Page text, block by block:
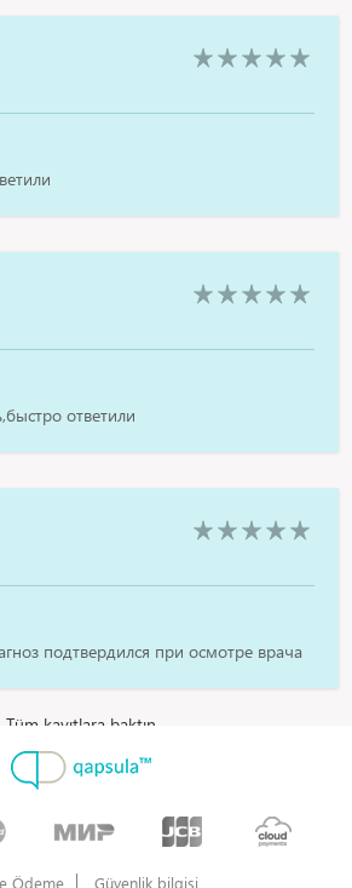
ответили
подтвердился при осмотре врача
Tüm kayıtlara baktın
Ödeme Güvenlik bilgisi